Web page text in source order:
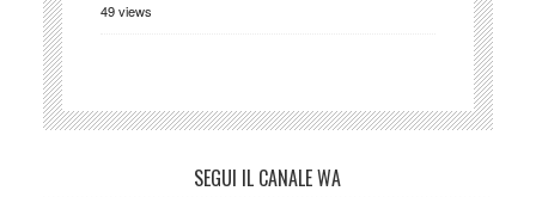
49 views
SEGUI IL CANALE WA